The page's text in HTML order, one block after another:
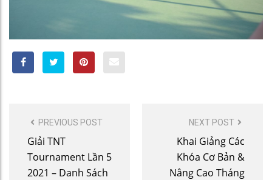
NAVIGATION
PREVIOUS POST
Giải TNT
Tournament Lần 5
2021 – Danh Sách
NEXT POST
Khai Giảng Các
Khóa Cơ Bản &
Nâng Cao Tháng